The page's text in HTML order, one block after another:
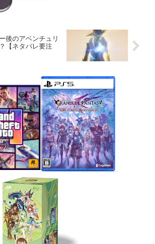
後のアベンチュリ
【ネタバレ要注